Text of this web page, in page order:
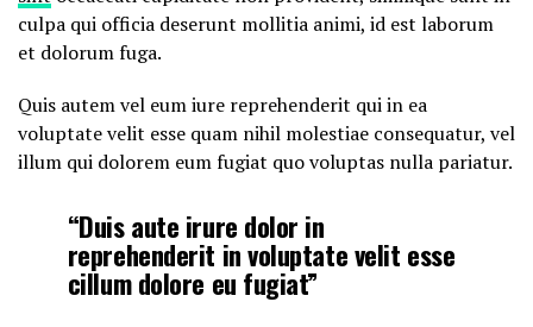
culpa qui officia deserunt mollitia animi, id est laborum
et dolorum fuga.
Quis autem vel eum iure reprehenderit qui in ea
voluptate velit esse quam nihil molestiae consequatur, vel
illum qui dolorem eum fugiat quo voluptas nulla pariatur.
“Duis aute irure dolor in
reprehenderit in voluptate velit esse
cillum dolore eu fugiat”